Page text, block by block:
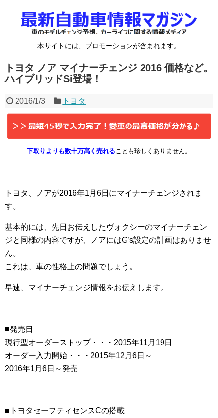
本サイトには、プロモーションが含まれます。
トヨタ ノア マイナーチェンジ 2016 価格など。
ハイブリッドSi登場！
2016/1/3 トヨタ
下取りよりも数十万高く売れることも珍しくありません。
トヨタ、ノアが2016年1月6日にマイナーチェンジされま
す。
基本的には、先日お伝えしたヴォクシーのマイナーチェン
ジと同様の内容ですが、ノアにはG’s設定の計画はありませ
ん。
これは、車の性格上の問題でしょう。
早速、マイナーチェンジ情報をお伝えします。
■発売日
現行型オーダーストップ・・・2015年11月19日
オーダー入力開始・・・2015年12月6日～
2016年1月6日～発売
■トヨタセーフティセンスCの搭載